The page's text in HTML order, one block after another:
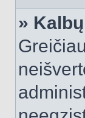
»